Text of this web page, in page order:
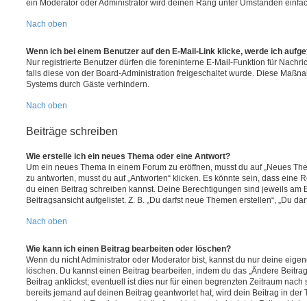
ein Moderator oder Administrator wird deinen Rang unter Umständen
Nach oben
Wenn ich bei einem Benutzer auf den E-Mail-Link klicke, werde ich
Nur registrierte Benutzer dürfen die foreninterne E-Mail-Funktion für
falls diese von der Board-Administration freigeschaltet wurde. Diese
Systems durch Gäste verhindern.
Nach oben
Beiträge schreiben
Wie erstelle ich ein neues Thema oder eine Antwort?
Um ein neues Thema in einem Forum zu eröffnen, musst du auf „Neues
zu antworten, musst du auf „Antworten“ klicken. Es könnte sein, dass eine
du einen Beitrag schreiben kannst. Deine Berechtigungen sind jeweils am
Beitragsansicht aufgelistet. Z. B. „Du darfst neue Themen erstellen“, „Du
Nach oben
Wie kann ich einen Beitrag bearbeiten oder löschen?
Wenn du nicht Administrator oder Moderator bist, kannst du nur deine
löschen. Du kannst einen Beitrag bearbeiten, indem du das „Ändere
Beitrag anklickst; eventuell ist dies nur für einen begrenzten Zeitraum
bereits jemand auf deinen Beitrag geantwortet hat, wird dein Beitrag in der